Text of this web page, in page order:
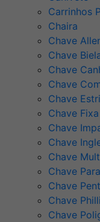
Carrinhos
Chaira
Chave
Chave
Chave
Chave
Chave
Chave
Chave
Chave
Chave
Chave
Chave
Chave
Chave